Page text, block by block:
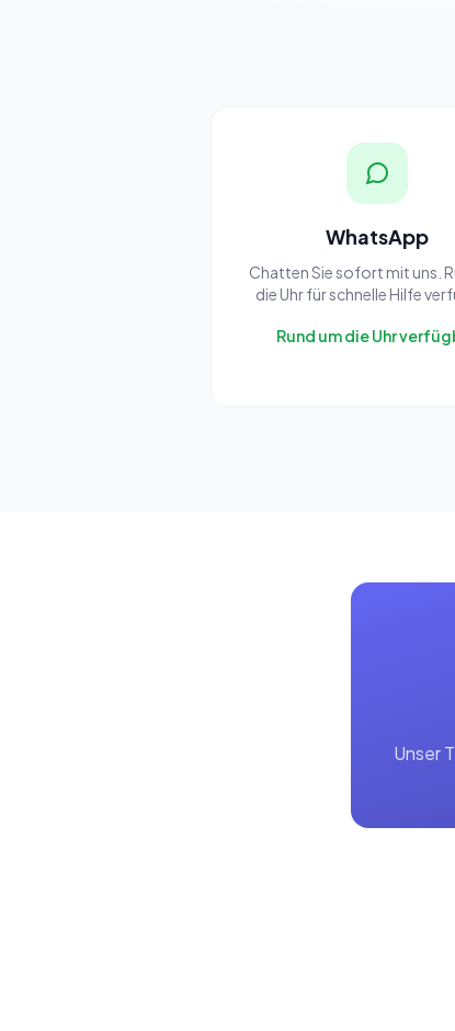
WhatsApp
Chatten Sie sofort mit uns.
die Uhr für schnelle Hilfe
Rund um die Uhr
Unser